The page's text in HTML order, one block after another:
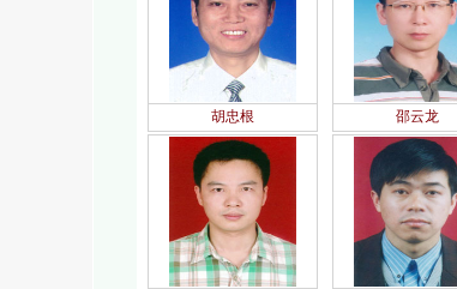
胡忠根 邵云龙